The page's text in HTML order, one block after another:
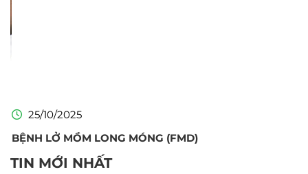
25/10/2025
BỆNH LỞ MỒM LONG MÓNG (FMD)
TIN MỚI NHẤT